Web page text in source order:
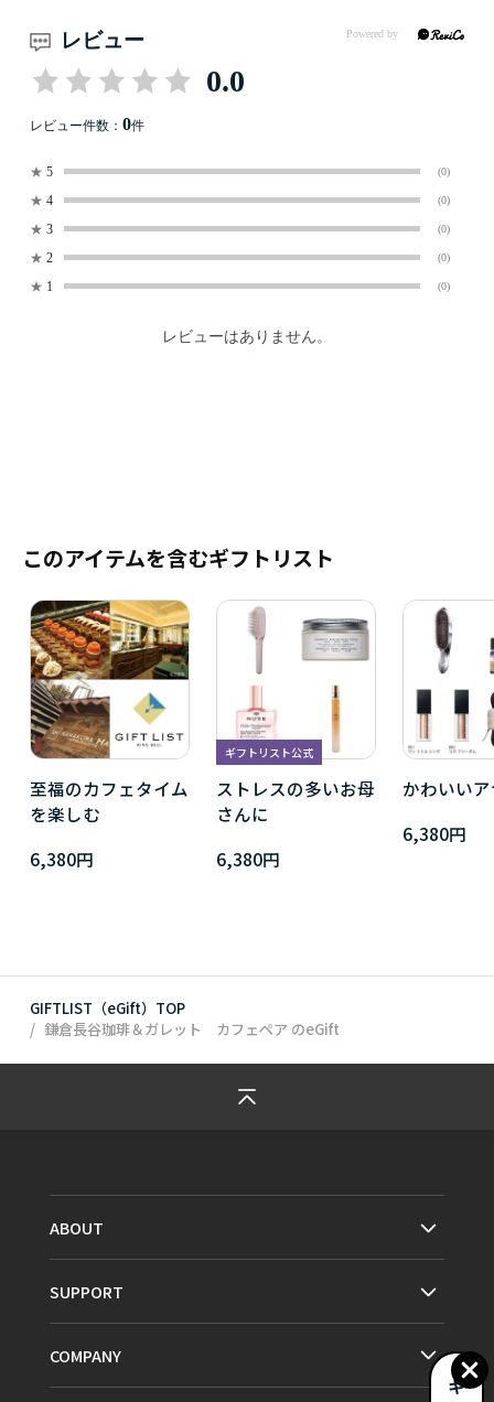
レビュー
0.0
レビュー件数： 0件
★ 5 (0)
★ 4 (0)
★ 3 (0)
★ 2 (0)
★ 1 (0)
レビューはありません。
このアイテムを含むギフトリスト
至福のカフェタイム
を楽しむ
6,380円
ギフトリスト公式
ストレスの多いお母
さんに
6,380円
かわいい
6,380円
GIFTLIST（eGift）TOP
鎌倉長谷珈琲＆ガレット カフェペア のeGift
ABOUT
SUPPORT
COMPANY